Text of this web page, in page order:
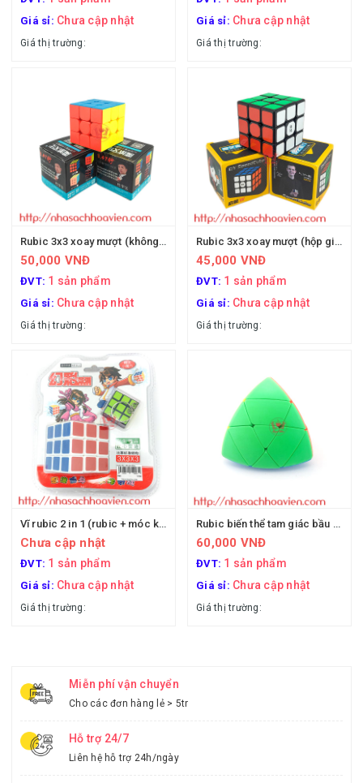
Giá sỉ: Chưa cập nhật
Giá thị trường:
Giá sỉ: Chưa cập nhật
Giá thị trường:
Rubic 3x3 xoay mượt (không viền)
50,000 VNĐ
ĐVT: 1 sản phẩm
Giá sỉ: Chưa cập nhật
Giá thị trường:
Rubic 3x3 xoay mượt (hộp giấy + viền)
45,000 VNĐ
ĐVT: 1 sản phẩm
Giá sỉ: Chưa cập nhật
Giá thị trường:
Vĩ rubic 2 in 1 (rubic + móc khóa)
Chưa cập nhật
ĐVT: 1 sản phẩm
Giá sỉ: Chưa cập nhật
Giá thị trường:
Rubic biến thể tam giác bầu tròn (hộp nhựa)
60,000 VNĐ
ĐVT: 1 sản phẩm
Giá sỉ: Chưa cập nhật
Giá thị trường:
Miễn phí vận chuyển
Cho các đơn hàng lẻ > 5tr
Hỗ trợ 24/7
Liên hệ hỗ trợ 24h/ngày